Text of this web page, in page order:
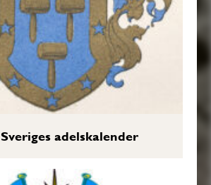
Sveriges adelskalender